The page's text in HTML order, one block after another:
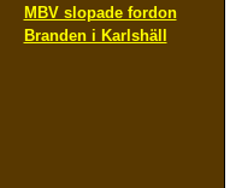
MBV slopade fordon
Branden i Karlshäll